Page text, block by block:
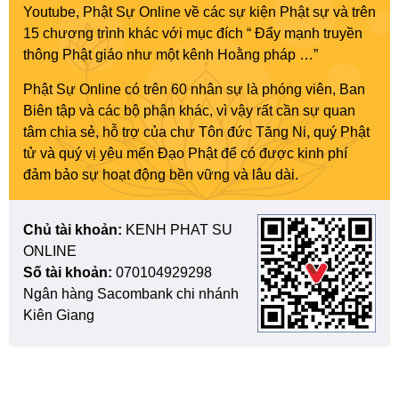
Youtube, Phật Sự Online về các sự kiện Phật sự và trên
15 chương trình khác với mục đích “ Đẩy mạnh truyền
thông Phật giáo như một kênh Hoằng pháp …”
Phật Sự Online có trên 60 nhân sự là phóng viên, Ban
Biên tập và các bộ phận khác, vì vậy rất cần sự quan
tâm chia sẻ, hỗ trợ của chư Tôn đức Tăng Ni, quý Phật
tử và quý vị yêu mến Đạo Phật để có được kinh phí
đảm bảo sự hoạt động bền vững và lâu dài.
Chủ tài khoản: KENH PHAT SU
ONLINE
Số tài khoản: 070104929298
Ngân hàng Sacombank chi nhánh
Kiên Giang